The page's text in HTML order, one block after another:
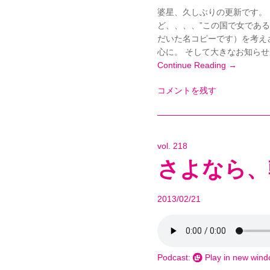
婆星、久しぶりの更新です
ど、、、、”この国で女であ
だいた名コピーです）を考
心に。 そして大きなお知ら
Continue Reading →
コメントを残す
vol. 218
さよなら
2013/02/21
Podcast: Play in new